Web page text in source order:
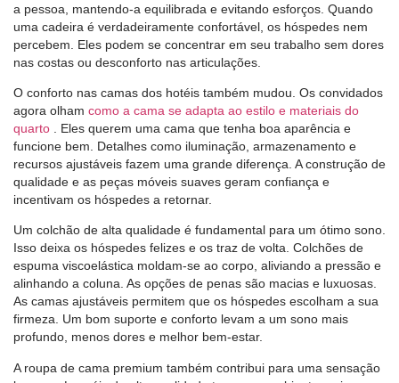
a pessoa, mantendo-a equilibrada e evitando esforços. Quando
uma cadeira é verdadeiramente confortável, os hóspedes nem
percebem. Eles podem se concentrar em seu trabalho sem dores
nas costas ou desconforto nas articulações.
O conforto nas camas dos hotéis também mudou. Os convidados
agora olham como a cama se adapta ao estilo e materiais do
quarto
. Eles querem uma cama que tenha boa aparência e
funcione bem. Detalhes como iluminação, armazenamento e
recursos ajustáveis ​​fazem uma grande diferença. A construção de
qualidade e as peças móveis suaves geram confiança e
incentivam os hóspedes a retornar.
Um colchão de alta qualidade é fundamental para um ótimo sono.
Isso deixa os hóspedes felizes e os traz de volta. Colchões de
espuma viscoelástica moldam-se ao corpo, aliviando a pressão e
alinhando a coluna. As opções de penas são macias e luxuosas.
As camas ajustáveis ​​permitem que os hóspedes escolham a sua
firmeza. Um bom suporte e conforto levam a um sono mais
profundo, menos dores e melhor bem-estar.
A roupa de cama premium também contribui para uma sensação